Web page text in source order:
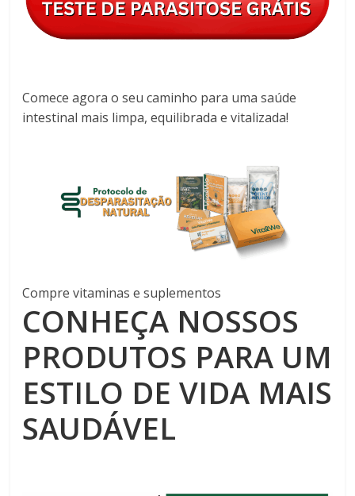
Comece agora o seu caminho para uma saúde
intestinal mais limpa, equilibrada e vitalizada!
Compre vitaminas e suplementos
CONHEÇA NOSSOS
PRODUTOS PARA UM
ESTILO DE VIDA MAIS
SAUDÁVEL